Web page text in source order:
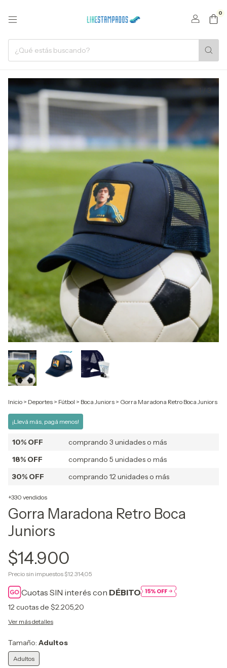
0
/3
Inicio > Deportes > Fútbol > Boca Juniors > Gorra Maradona Retro Boca Juniors
¡Llevá más, pagá menos!
10% OFF
comprando 3 unidades o más
18% OFF
comprando 5 unidades o más
30% OFF
comprando 12 unidades o más
+330 vendidos
Gorra Maradona Retro Boca
Juniors
$14.900
Precio sin impuestos $12.314,05
Cuotas SIN interés con DÉBITO
12cuotas de $2.205,20
Ver más detalles
Tamaño: Adultos
Adultos